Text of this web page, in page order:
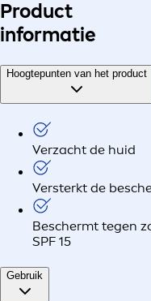
Product
informatie
Hoogtepunten van het product
Verzacht de huid
Versterkt de
Beschermt tegen
SPF 15
Gebruik